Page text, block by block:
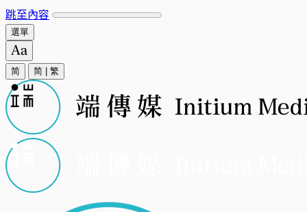
跳至內容
選單
简 简 繁